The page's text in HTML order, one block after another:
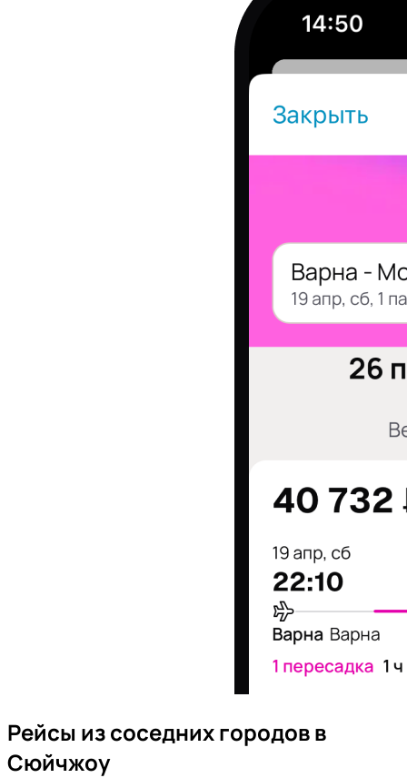
Рейсы из соседних городов в
Сюйчжоу